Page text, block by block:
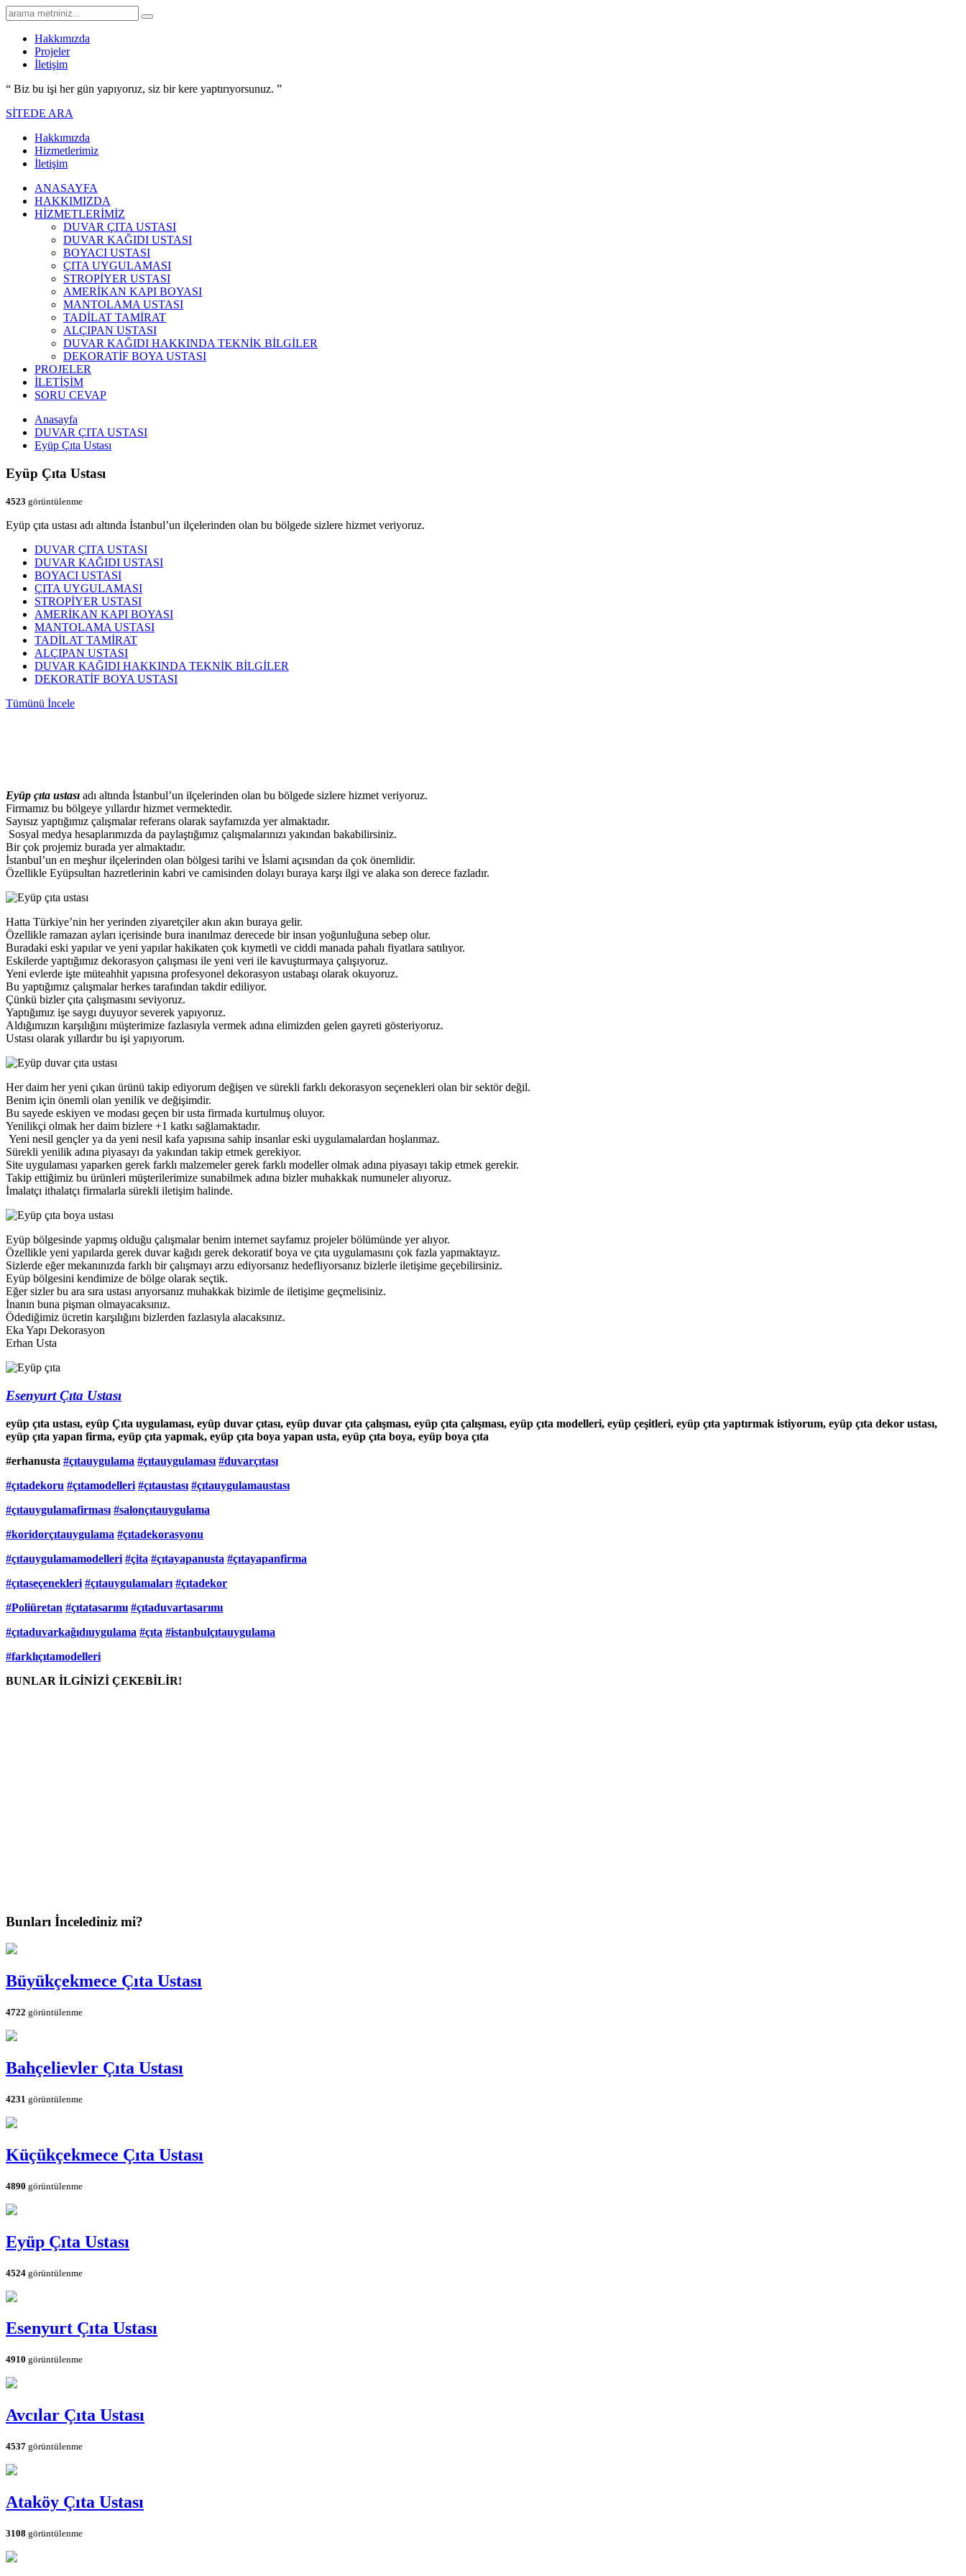
Hakkımızda
Projeler
İletişim
“ Biz bu işi her gün yapıyoruz, siz bir kere yaptırıyorsunuz. ”
SİTEDE ARA
Hakkımızda
Hizmetlerimiz
İletişim
ANASAYFA
HAKKIMIZDA
HİZMETLERİMİZ
DUVAR ÇITA USTASI
DUVAR KAĞIDI USTASI
BOYACI USTASI
ÇITA UYGULAMASI
STROPİYER USTASI
AMERİKAN KAPI BOYASI
MANTOLAMA USTASI
TADİLAT TAMİRAT
ALÇIPAN USTASI
DUVAR KAĞIDI HAKKINDA TEKNİK BİLGİLER
DEKORATİF BOYA USTASI
PROJELER
İLETİŞİM
SORU CEVAP
Anasayfa
DUVAR ÇITA USTASI
Eyüp Çıta Ustası
Eyüp Çıta Ustası
4523 görüntülenme
Eyüp çıta ustası adı altında İstanbul’un ilçelerinden olan bu bölgede sizlere hizmet veriyoruz.
DUVAR ÇITA USTASI
DUVAR KAĞIDI USTASI
BOYACI USTASI
ÇITA UYGULAMASI
STROPİYER USTASI
AMERİKAN KAPI BOYASI
MANTOLAMA USTASI
TADİLAT TAMİRAT
ALÇIPAN USTASI
DUVAR KAĞIDI HAKKINDA TEKNİK BİLGİLER
DEKORATİF BOYA USTASI
Tümünü İncele
Eyüp çıta ustası adı altında İstanbul’un ilçelerinden olan bu bölgede sizlere hizmet veriyoruz.
Firmamız bu bölgeye yıllardır hizmet vermektedir.
Sayısız yaptığımız çalışmalar referans olarak sayfamızda yer almaktadır.
Sosyal medya hesaplarımızda da paylaştığımız çalışmalarınızı yakından bakabilirsiniz.
Bir çok projemiz burada yer almaktadır.
İstanbul’un en meşhur ilçelerinden olan bölgesi tarihi ve İslami açısından da çok önemlidir.
Özellikle Eyüpsultan hazretlerinin kabri ve camisinden dolayı buraya karşı ilgi ve alaka son derece fazladır.
Hatta Türkiye’nin her yerinden ziyaretçiler akın akın buraya gelir.
Özellikle ramazan ayları içerisinde bura inanılmaz derecede bir insan yoğunluğuna sebep olur.
Buradaki eski yapılar ve yeni yapılar hakikaten çok kıymetli ve ciddi manada pahalı fiyatlara satılıyor.
Eskilerde yaptığımız dekorasyon çalışması ile yeni veri ile kavuşturmaya çalışıyoruz.
Yeni evlerde işte müteahhit yapısına profesyonel dekorasyon ustabaşı olarak okuyoruz.
Bu yaptığımız çalışmalar herkes tarafından takdir ediliyor.
Çünkü bizler çıta çalışmasını seviyoruz.
Yaptığımız işe saygı duyuyor severek yapıyoruz.
Aldığımızın karşılığını müşterimize fazlasıyla vermek adına elimizden gelen gayreti gösteriyoruz.
Ustası olarak yıllardır bu işi yapıyorum.
Her daim her yeni çıkan ürünü takip ediyorum değişen ve sürekli farklı dekorasyon seçenekleri olan bir sektör değil.
Benim için önemli olan yenilik ve değişimdir.
Bu sayede eskiyen ve modası geçen bir usta firmada kurtulmuş oluyor.
Yenilikçi olmak her daim bizlere +1 katkı sağlamaktadır.
Yeni nesil gençler ya da yeni nesil kafa yapısına sahip insanlar eski uygulamalardan hoşlanmaz.
Sürekli yenilik adına piyasayı da yakından takip etmek gerekiyor.
Site uygulaması yaparken gerek farklı malzemeler gerek farklı modeller olmak adına piyasayı takip etmek gerekir.
Takip ettiğimiz bu ürünleri müşterilerimize sunabilmek adına bizler muhakkak numuneler alıyoruz.
İmalatçı ithalatçı firmalarla sürekli iletişim halinde.
Eyüp bölgesinde yapmış olduğu çalışmalar benim internet sayfamız projeler bölümünde yer alıyor.
Özellikle yeni yapılarda gerek duvar kağıdı gerek dekoratif boya ve çıta uygulamasını çok fazla yapmaktayız.
Sizlerde eğer mekanınızda farklı bir çalışmayı arzu ediyorsanız hedefliyorsanız bizlerle iletişime geçebilirsiniz.
Eyüp bölgesini kendimize de bölge olarak seçtik.
Eğer sizler bu ara sıra ustası arıyorsanız muhakkak bizimle de iletişime geçmelisiniz.
İnanın buna pişman olmayacaksınız.
Ödediğimiz ücretin karşılığını bizlerden fazlasıyla alacaksınız.
Eka Yapı Dekorasyon
Erhan Usta
Esenyurt Çıta Ustası
eyüp çıta ustası, eyüp Çıta uygulaması, eyüp duvar çıtası, eyüp duvar çıta çalışması, eyüp çıta çalışması, eyüp çıta modelleri, eyüp çeşitleri, eyüp çıta yaptırmak istiyorum, eyüp çıta dekor ustası,
eyüp çıta yapan firma, eyüp çıta yapmak, eyüp çıta boya yapan usta, eyüp çıta boya, eyüp boya çıta
#erhanusta #çıtauygulama #çıtauygulaması #duvarçıtası
#çıtadekoru #çıtamodelleri #çıtaustası #çıtauygulamaustası
#çıtauygulamafirması #salonçıtauygulama
#koridorçıtauygulama #çıtadekorasyonu
#çıtauygulamamodelleri #çita #çıtayapanusta #çıtayapanfirma
#çıtaseçenekleri #çıtauygulamaları #çıtadekor
#Poliüretan #çıtatasarımı #çıtaduvartasarımı
#çıtaduvarkağıdıuygulama #çıta #istanbulçıtauygulama
#farklıçıtamodelleri
BUNLAR İLGİNİZİ ÇEKEBİLİR!
Bunları İncelediniz mi?
Büyükçekmece Çıta Ustası
4722 görüntülenme
Bahçelievler Çıta Ustası
4231 görüntülenme
Küçükçekmece Çıta Ustası
4890 görüntülenme
Eyüp Çıta Ustası
4524 görüntülenme
Esenyurt Çıta Ustası
4910 görüntülenme
Avcılar Çıta Ustası
4537 görüntülenme
Ataköy Çıta Ustası
3108 görüntülenme